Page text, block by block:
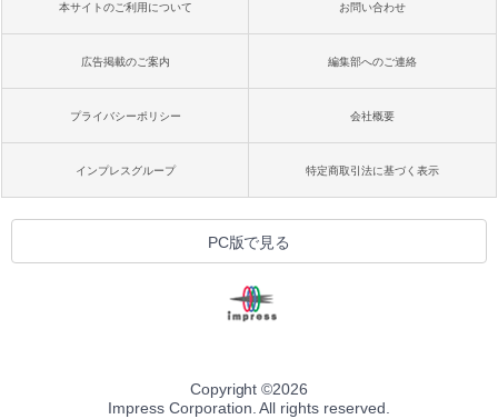
本サイトのご利用について お問い合わせ
広告掲載のご案内 編集部へのご連絡
プライバシーポリシー 会社概要
インプレスグループ 特定商取引法に基づく表示
PC版で見る
Copyright ©2026
Impress Corporation. All rights reserved.